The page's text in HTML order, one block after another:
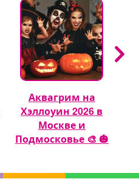
Аквагрим на
Хэллоуин 2026 в
Москве и
Подмосковье 🎨 🎃